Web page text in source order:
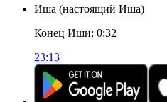
Иша (настоящий Иша)
Конец Иши: 0:32
23:13